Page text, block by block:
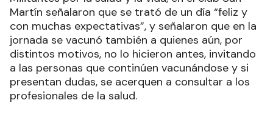
Martín señalaron que se trató de un día “feliz y
con muchas expectativas”, y señalaron que en la
jornada se vacunó también a quienes aún, por
distintos motivos, no lo hicieron antes, invitando
a las personas que continúen vacunándose y si
presentan dudas, se acerquen a consultar a los
profesionales de la salud.